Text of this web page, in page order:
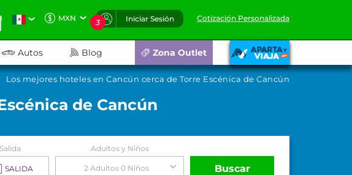
MXN 3 Iniciar Sesión Cotización Personalizada
Autos Blog Zona Outlet
Los mejores hoteles en Cancún cerca de Torre Escénica de Cancún
de Cancún
Salida
SALIDA
Adultos y Niños
2 Adultos 0 Niños Buscar